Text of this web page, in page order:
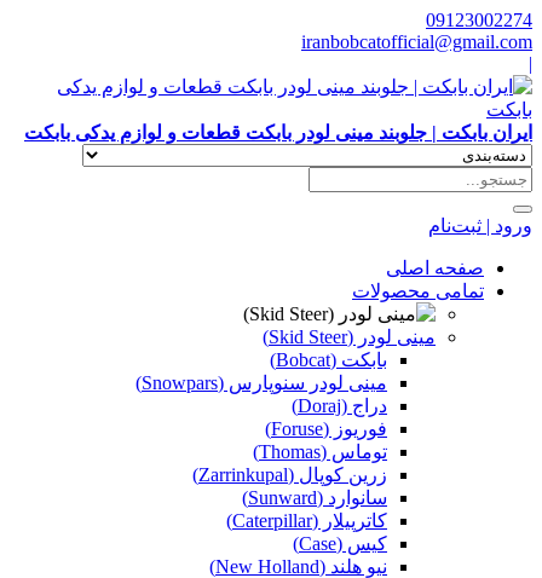
09123002274
iranbobcatofficial@gmail.com
|
ایران بابکت | جلوبند مینی لودر بابکت قطعات و لوازم یدکی بابکت
ورود | ثبت‌نام
صفحه اصلی
تمامی محصولات
مینی لودر (Skid Steer)
بابکت (Bobcat)
مینی لودر سنوپارس (Snowpars)
دراج (Doraj)
فوریوز (Foruse)
توماس (Thomas)
زرین کوپال (Zarrinkupal)
سانوارد (Sunward)
کاترپیلار (Caterpillar)
کیس (Case)
نیو هلند (New Holland)